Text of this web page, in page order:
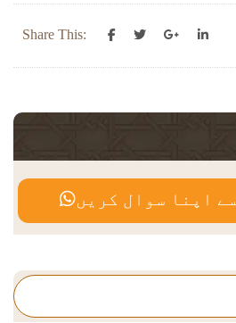
Share This:
اپنا سوال کریں